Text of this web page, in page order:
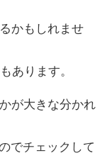
かもしれませ
あります。
が大きな分かれ
でチェックして